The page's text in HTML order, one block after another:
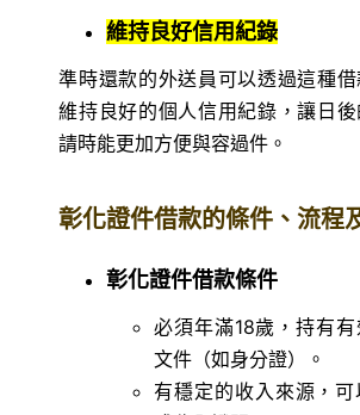
維持良好信用紀錄
準時還款的外送員可以透過這種
維持良好的個人信用紀錄，讓日
請時能更加方便與容過件。
彰化證件借款的條件、流程
彰化證件借款條件
必須年滿18歲，持有
文件（如身分證）。
有穩定的收入來源，